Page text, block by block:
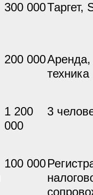
300 000Таргет,
200 000Аренда,
техника
1 200
000
3
100 000